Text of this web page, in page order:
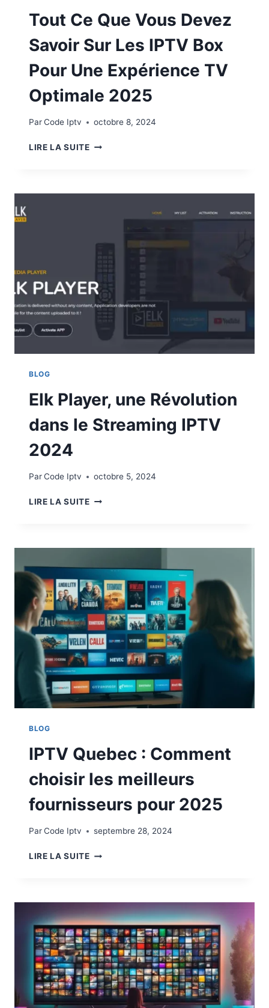
Tout Ce Que Vous Devez
Savoir Sur Les IPTV Box
Pour Une Expérience TV
Optimale 2025
ParCode Iptv octobre 8, 2024
LIRE LA SUITE
BLOG
Elk Player, une Révolution
dans le Streaming IPTV
2024
ParCode Iptv octobre 5, 2024
LIRE LA SUITE
BLOG
IPTV Quebec : Comment
choisir les meilleurs
fournisseurs pour 2025
ParCode Iptv septembre 28, 2024
LIRE LA SUITE